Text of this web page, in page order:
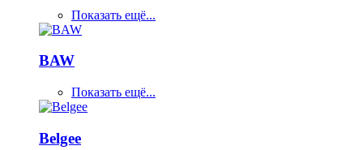
Показать ещё...
BAW
Показать ещё...
Belgee